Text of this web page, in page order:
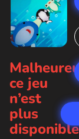
ce jeu
n’est
plus
disponible